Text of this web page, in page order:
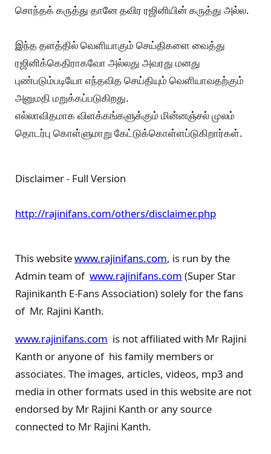
சொந்தக் கருத்து தானே தவிர ரஜினியின் கருத்து அல்ல.
இந்த தளத்தில் வெளியாகும் செய்திகளை வைத்து
ரஜினிக்கெதிராகவோ அல்லது அவரது மனது
புண்படும்படியோ எந்தவித செய்தியும் வெளியாவதற்கும்
அனுமதி மறுக்கப்படுகிறது.
எல்லாவிதமாக விளக்கங்களுக்கும் மின்னஞ்சல் முலம்
தொடர்பு கொள்ளுமாறு கேட்டுக்கொள்ளப்டுகிறார்கள்.
Disclaimer - Full Version
http://rajinifans.com/others/disclaimer.php
This websitewww.rajinifans.com, is run by the
Admin team of www.rajinifans.com (Super Star
Rajinikanth E-Fans Association) solely for the fans
of Mr. Rajini Kanth.
www.rajinifans.com is not affiliated with Mr Rajini
Kanth or anyone of his family members or
associates. The images, articles, videos, mp3 and
media in other formats used in this website are not
endorsed by Mr Rajini Kanth or any source
connected to Mr Rajini Kanth.